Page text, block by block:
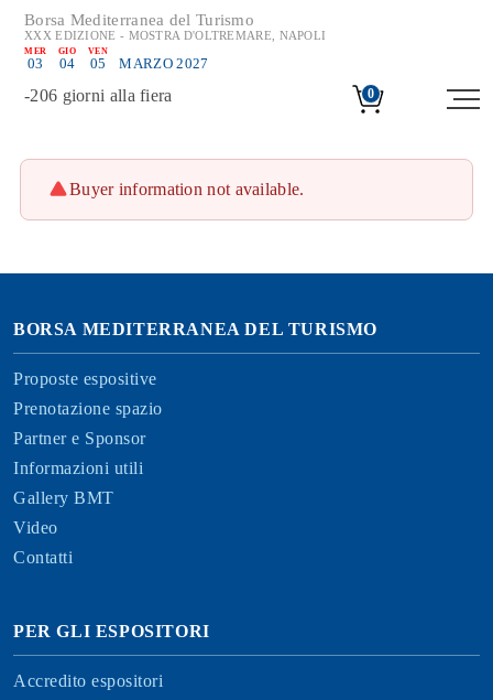
Borsa Mediterranea del Turismo
XXX EDIZIONE - MOSTRA D'OLTREMARE, NAPOLI
MER
03
GIO
04
VEN
05 MARZO 2027
-206 giorni alla fiera 0
Buyer information not available.
BORSA MEDITERRANEA DEL TURISMO
Proposte espositive
Prenotazione spazio
Partner e Sponsor
Informazioni utili
Gallery BMT
Video
Contatti
PER GLI ESPOSITORI
Accredito espositori